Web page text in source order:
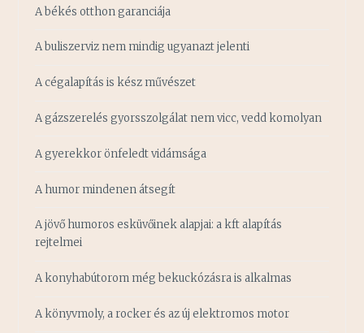
A békés otthon garanciája
A buliszerviz nem mindig ugyanazt jelenti
A cégalapítás is kész művészet
A gázszerelés gyorsszolgálat nem vicc, vedd komolyan
A gyerekkor önfeledt vidámsága
A humor mindenen átsegít
A jövő humoros esküvőinek alapjai: a kft alapítás
rejtelmei
A konyhabútorom még bekuckózásra is alkalmas
A könyvmoly, a rocker és az új elektromos motor